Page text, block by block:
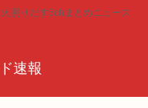
照りだす5chまとめニュース
速報